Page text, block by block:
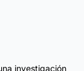
investigación